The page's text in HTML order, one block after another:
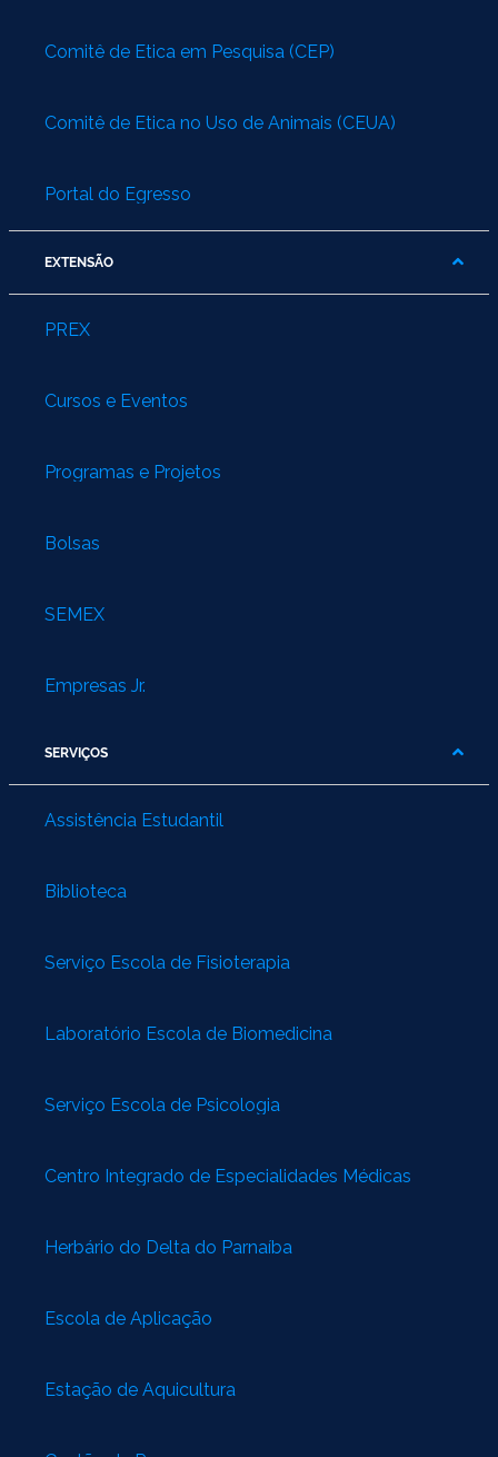
Comitê de Ética em Pesquisa (CEP)
Comitê de Ética no Uso de Animais (CEUA)
Portal do Egresso
EXTENSÃO
PREX
Cursos e Eventos
Programas e Projetos
Bolsas
SEMEX
Empresas Jr.
SERVIÇOS
Assistência Estudantil
Biblioteca
Serviço Escola de Fisioterapia
Laboratório Escola de Biomedicina
Serviço Escola de Psicologia
Centro Integrado de Especialidades Médicas
Herbário do Delta do Parnaíba
Escola de Aplicação
Estação de Aquicultura